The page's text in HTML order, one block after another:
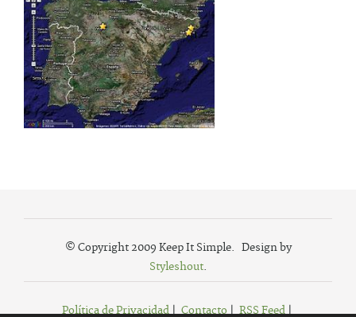
© Copyright 2009 Keep It Simple. Design by
Styleshout.
Política de Privacidad| Contacto| RSS Feed|